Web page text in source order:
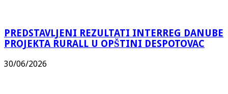
PREDSTAVLJENI REZULTATI INTERREG DANUBE
PROJEKTA RURALL U OPŠTINI DESPOTOVAC
30/06/2026